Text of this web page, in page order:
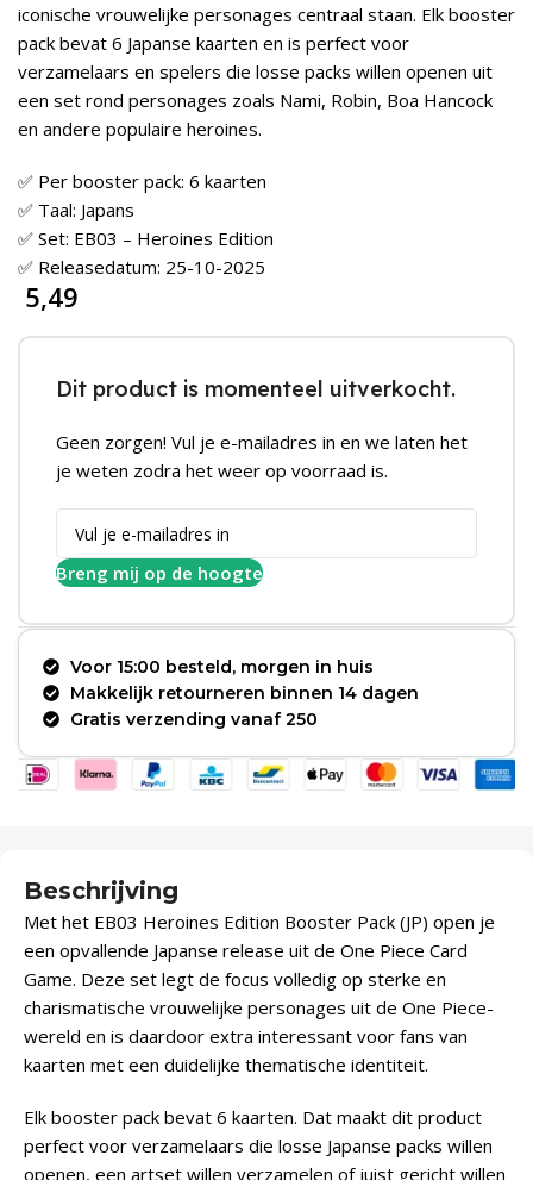
iconische vrouwelijke personages centraal staan. Elk booster
pack bevat 6 Japanse kaarten en is perfect voor
verzamelaars en spelers die losse packs willen openen uit
een set rond personages zoals Nami, Robin, Boa Hancock
en andere populaire heroines.
✅ Per booster pack: 6 kaarten
✅ Taal: Japans
✅ Set: EB03 – Heroines Edition
✅ Releasedatum: 25-10-2025
5,49
Dit product is momenteel uitverkocht.
Geen zorgen! Vul je e-mailadres in en we laten het
je weten zodra het weer op voorraad is.
Breng mij op de hoogte
Voor 15:00 besteld, morgen in huis
Makkelijk retourneren binnen 14 dagen
Gratis verzending vanaf 250
Beschrijving
Met het EB03 Heroines Edition Booster Pack (JP) open je
een opvallende Japanse release uit de One Piece Card
Game. Deze set legt de focus volledig op sterke en
charismatische vrouwelijke personages uit de One Piece-
wereld en is daardoor extra interessant voor fans van
kaarten met een duidelijke thematische identiteit.
Elk booster pack bevat 6 kaarten. Dat maakt dit product
perfect voor verzamelaars die losse Japanse packs willen
openen, een artset willen verzamelen of juist gericht willen